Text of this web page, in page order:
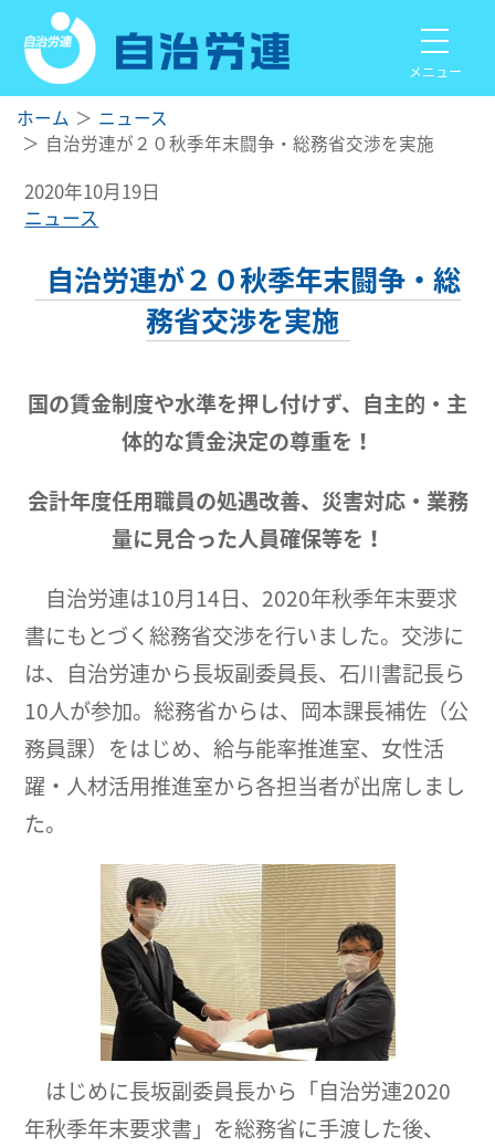
メニュー
ホーム
ニュース
自治労連が２０秋季年末闘争・総務省交渉を実施
2020年10月19日
ニュース
自治労連が２０秋季年末闘争・総
務省交渉を実施
国の賃金制度や水準を押し付けず、自主的・主
体的な賃金決定の尊重を！
会計年度任用職員の処遇改善、災害対応・業務
量に見合った人員確保等を！
自治労連は10月14日、2020年秋季年末要求
書にもとづく総務省交渉を行いました。交渉に
は、自治労連から長坂副委員長、石川書記長ら
10人が参加。総務省からは、岡本課長補佐（公
務員課）をはじめ、給与能率推進室、女性活
躍・人材活用推進室から各担当者が出席しまし
た。
はじめに長坂副委員長から「自治労連2020
年秋季年末要求書」を総務省に手渡した後、